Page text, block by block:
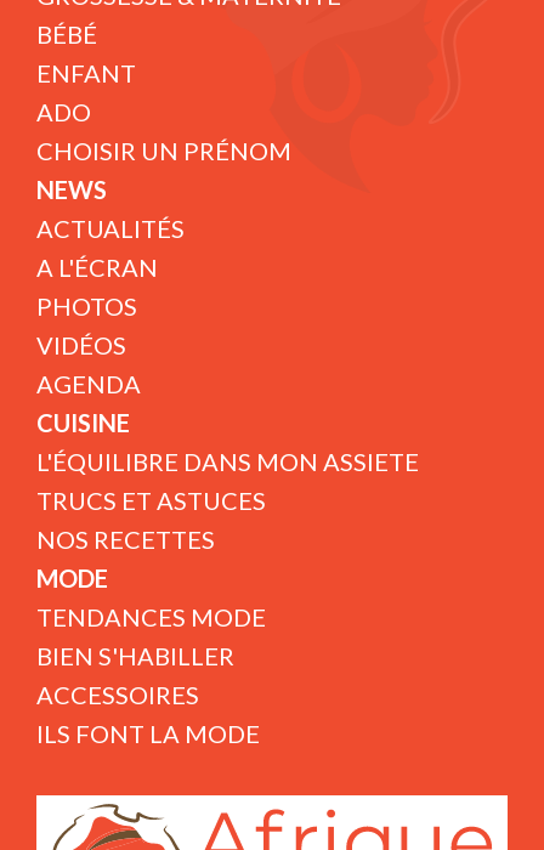
BÉBÉ
ENFANT
ADO
CHOISIR UN PRÉNOM
NEWS
ACTUALITÉS
A L'ÉCRAN
PHOTOS
VIDÉOS
AGENDA
CUISINE
L'ÉQUILIBRE DANS MON ASSIETE
TRUCS ET ASTUCES
NOS RECETTES
MODE
TENDANCES MODE
BIEN S'HABILLER
ACCESSOIRES
ILS FONT LA MODE